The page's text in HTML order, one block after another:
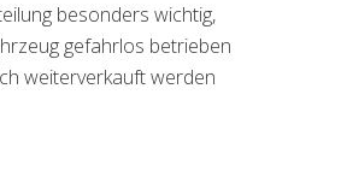
besonders wichtig,
gefahrlos betrieben
weiterverkauft werden